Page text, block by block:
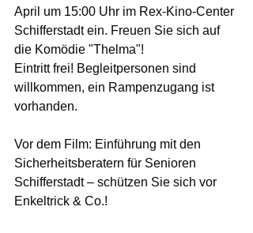
April um 15:00 Uhr im Rex-Kino-Center
Schifferstadt ein. Freuen Sie sich auf
die Komödie "Thelma"!
Eintritt frei! Begleitpersonen sind
willkommen, ein Rampenzugang ist
vorhanden.
Vor dem Film: Einführung mit den
Sicherheitsberatern für Senioren
Schifferstadt – schützen Sie sich vor
Enkeltrick & Co.!